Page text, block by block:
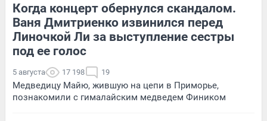
Когда концерт обернулся скандалом.
Ваня Дмитриенко извинился перед
Линочкой Ли за выступление сестры
под ее голос
5 августа 17 198 19
Медведицу Майю, жившую на цепи в Приморье,
познакомили с гималайским медведем Фиником